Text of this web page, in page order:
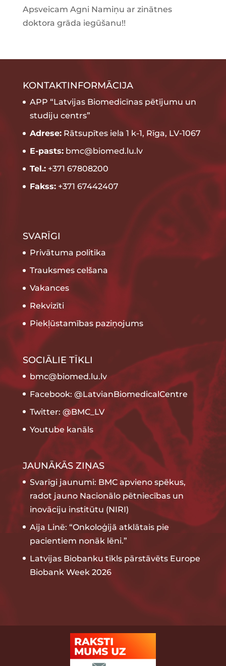
Apsveicam Agni Namiņu ar zinātnes
doktora grāda iegūšanu!!
KONTAKTINFORMĀCIJA
APP “Latvijas Biomedicīnas pētījumu un
studiju centrs”
Adrese:Rātsupītes iela 1 k-1, Rīga, LV-1067
E-pasts:bmc@biomed.lu.lv
Tel.:+371 67808200
Fakss:+371 67442407
SVARĪGI
Privātuma politika
Trauksmes celšana
Vakances
Rekvizīti
Piekļūstamības paziņojums
SOCIĀLIE TĪKLI
bmc@biomed.lu.lv
Facebook: @LatvianBiomedicalCentre
Twitter: @BMC_LV
Youtube kanāls
JAUNĀKĀS ZIŅAS
Svarīgi jaunumi: BMC apvieno spēkus,
radot jauno Nacionālo pētniecības un
inovāciju institūtu (NIRI)
Aija Linē: “Onkoloģijā atklātais pie
pacientiem nonāk lēni.”
Latvijas Biobanku tīkls pārstāvēts Europe
Biobank Week 2026